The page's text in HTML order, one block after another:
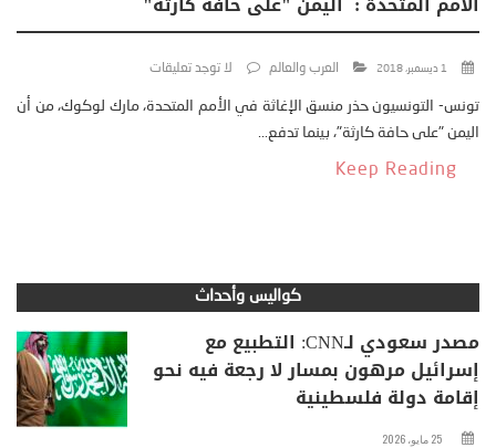
1 ديسمبر، 2018 العرب والعالم لا توجد تعليقات
تونس- التونسيون حذر منسق الإغاثة في الأمم المتحدة، مارك لوكوك، من أن
اليمن "على حافة كارثة"، بينما تدفع...
Keep Reading
كواليس وأحداث
مصدر سعودي لـCNN: التطبيع مع
إسرائيل مرهون بمسار لا رجعة فيه نحو
إقامة دولة فلسطينية
25 مايو، 2026